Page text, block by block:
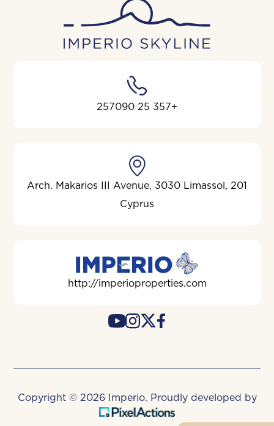
+357 25 257090
201 Arch. Makarios III Avenue, 3030 Limassol,
Cyprus
http://imperioproperties.com
Copyright © 2026 Imperio. Proudly developed by